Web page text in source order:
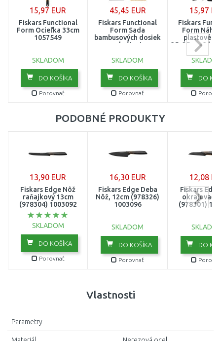
15,97 EUR
Fiskars Functional
Form Ocieľka 33cm
1057549
SKLADOM
DO KOŠÍKA
Porovnať
45,45 EUR
Fiskars Functional
Form Sada
bambusových dosiek
na krájanie
SKLADOM
DO KOŠÍKA
Porovnať
15,97
Fiskars
Form
plastové
35x25cm, 3 ks
DO
PODOBNÉ PRODUKTY
13,90 EUR
Fiskars Edge Nôž
raňajkový 13cm
(978304) 1003092
SKLADOM
DO KOŠÍKA
Porovnať
16,30 EUR
Fiskars Edge Deba
Nôž, 12cm (978326)
1003096
SKLADOM
DO KOŠÍKA
Porovnať
12,08
Fiskars
okrajovací,
(978301)
DO
Vlastnosti
Parametry